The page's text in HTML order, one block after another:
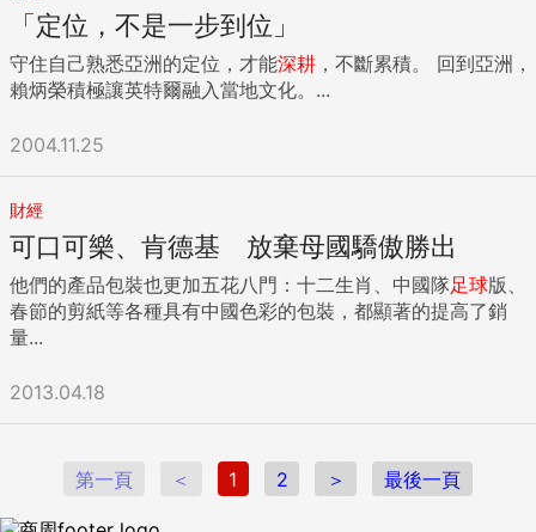
「定位，不是一步到位」
守住自己熟悉亞洲的定位，才能深耕 ，不斷累積。 回到亞洲，
賴炳榮積極讓英特爾融入當地文化。...
2004.11.25
財經
可口可樂、肯德基 放棄母國驕傲勝出
他們的產品包裝也更加五花八門：十二生肖、中國隊足球版、
春節的剪紙等各種具有中國色彩的包裝，都顯著的提高了銷
量...
2013.04.18
第一頁 ＜ 1 2 ＞ 最後一頁